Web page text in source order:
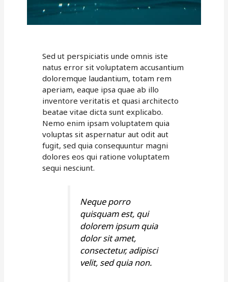
Sed ut perspiciatis unde omnis iste
natus error sit voluptatem accusantium
doloremque laudantium, totam rem
aperiam, eaque ipsa quae ab illo
inventore veritatis et quasi architecto
beatae vitae dicta sunt explicabo.
Nemo enim ipsam voluptatem quia
voluptas sit aspernatur aut odit aut
fugit, sed quia consequuntur magni
dolores eos qui ratione voluptatem
sequi nesciunt.
Neque porro
quisquam est, qui
dolorem ipsum quia
dolor sit amet,
consectetur, adipisci
velit, sed quia non.